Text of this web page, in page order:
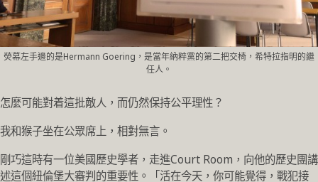
熒幕左手邊的是Hermann Goering，是當年納粹黨的第二把交椅，希特拉指明的繼
任人。
怎麼可能對着這批敵人，而仍然保持公平理性？
我和猴子坐在公眾席上，相對無言。
剛巧這時有一位美國歷史學者，走進Court Room，向他的歷史團講
述這個紐倫堡大審判的重要性。「活在今天，你可能覺得，戰犯接